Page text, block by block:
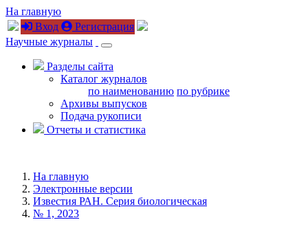
На главную
Вход
Регистрация
Научные журналы
Разделы сайта
Каталог журналов
по наименованию по рубрике
Архивы выпусков
Подача рукописи
Отчеты и статистика
На главную
Электронные версии
Известия РАН. Серия биологическая
№ 1, 2023